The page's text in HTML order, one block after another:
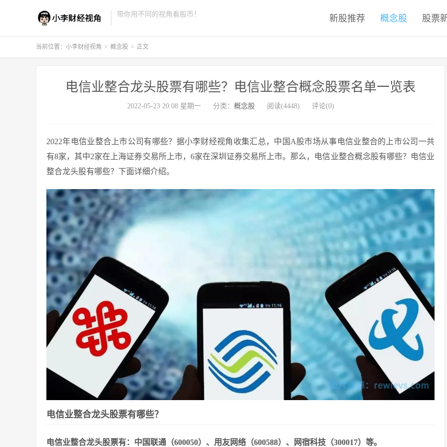
带你用不同的视角看股市！ 新股推荐 概念股 股票
当前位置： 小李财经视角 > 概念股 > 正文
电信业整合龙头股票有哪些？电信业整合概念股票名单一览表
2022-05-23 20:08 星期一 分类： 概念股 阅读(4448) 评论(0)
2022年电信业整合上市公司有哪些？据小李财经视角收集汇总，中国A股市场从事电信业整合的上市公司一共
有8家，其中2家在上海证券交易所上市，6家在深圳证券交易所上市。那么，电信业整合概念股有哪些？电信业
整合龙头股有哪些？下面详细介绍。
电信业整合龙头股票有哪些？
电信业整合龙头股票有：中国联通（600050）、用友网络（600588）、网宿科技（300017）等。